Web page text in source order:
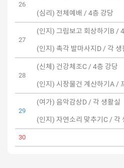
26
(심리) 전체예배 / 4층 강당
27
(인지) 그림보고 회상하기B /
(인지) 촉각 발마사지D / 각 생
28
(신체) 건강체조C / 4층 강당
(인지) 시장물건 계산하기A /
29
(여가) 음악감상D / 각 생활실
(인지) 자연소리 맞추기C / 각
30